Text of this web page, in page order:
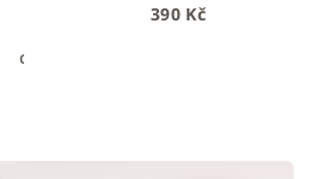
cca 0-6 měsíců (11cm)
390 Kč